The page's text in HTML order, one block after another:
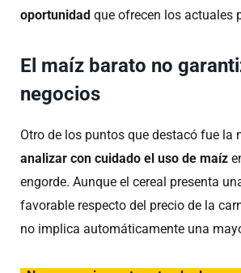
oportunidad que ofrecen los actuales
El maíz barato no
negocios
Otro de los puntos que destacó fue la
analizar con cuidado el uso de maíz
engorde. Aunque el cereal presenta
favorable respecto del precio de la
no implica automáticamente una